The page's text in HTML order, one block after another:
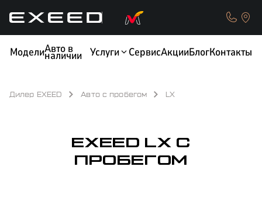
МоделиАвто в
наличии Услуги СервисАкцииБлогКонтакты
ОБМЕН / TRADE-IN
Дилер EXEED Авто с пробегом LX
EXEED LX С
ПРОБЕГОМ